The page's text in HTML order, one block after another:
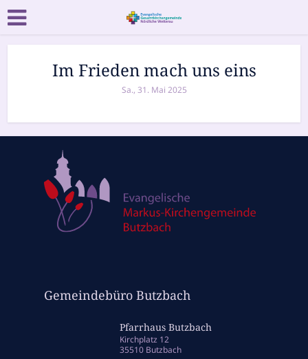
Im Frieden mach uns eins
Sa., 31. Mai 2025
Gemeindebüro Butzbach
Pfarrhaus Butzbach
Kirchplatz 12
35510 Butzbach